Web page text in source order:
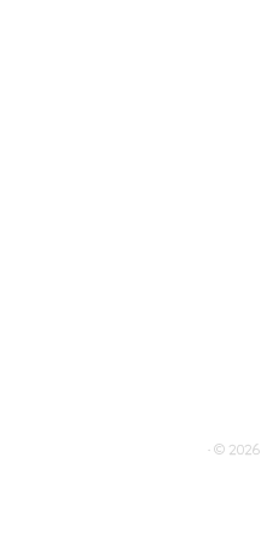
· © 2026